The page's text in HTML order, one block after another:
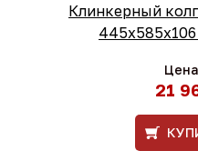
Клинкерный
21